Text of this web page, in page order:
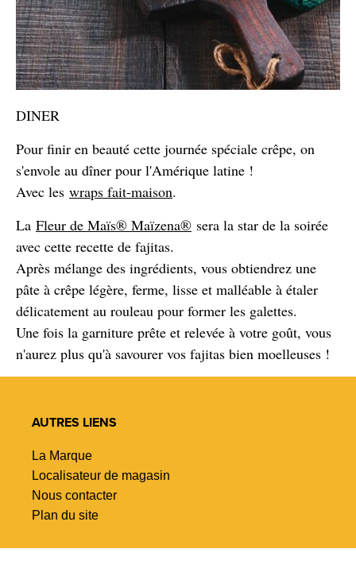
DINER
Pour finir en beauté cette journée spéciale crêpe, on
s'envole au dîner pour l'Amérique latine !
Avec les wraps fait-maison.
La Fleur de Maïs® Maïzena® sera la star de la soirée
avec cette recette de fajitas.
Après mélange des ingrédients, vous obtiendrez une
pâte à crêpe légère, ferme, lisse et malléable à étaler
délicatement au rouleau pour former les galettes.
Une fois la garniture prête et relevée à votre goût, vous
n'aurez plus qu'à savourer vos fajitas bien moelleuses !
AUTRES LIENS
La Marque
Localisateur de magasin
Nous contacter
Plan du site